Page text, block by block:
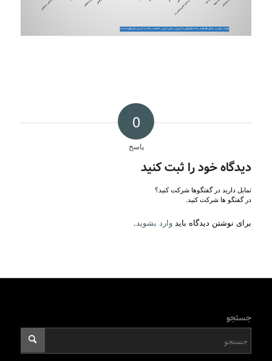
0
پاسخ
دیدگاه خود را ثبت کنید
تمایل دارید در گفتگوها شرکت کنید؟
در گفتگو ها شرکت کنید.
برای نوشتن دیدگاه باید وارد بشوید.
جستجو